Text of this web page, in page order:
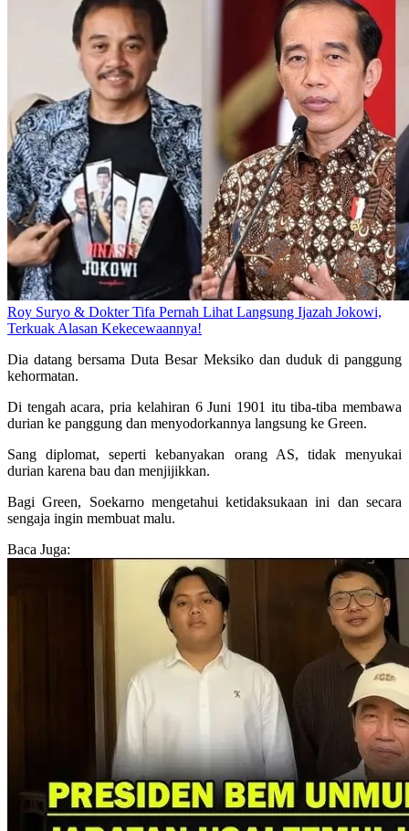
Roy Suryo & Dokter Tifa Pernah Lihat Langsung Ijazah Jokowi,
Terkuak Alasan Kekecewaannya!
Dia datang bersama Duta Besar Meksiko dan duduk di panggung
kehormatan.
Di tengah acara, pria kelahiran 6 Juni 1901 itu tiba-tiba membawa
durian ke panggung dan menyodorkannya langsung ke Green.
Sang diplomat, seperti kebanyakan orang AS, tidak menyukai
durian karena bau dan menjijikkan.
Bagi Green, Soekarno mengetahui ketidaksukaan ini dan secara
sengaja ingin membuat malu.
Baca Juga: